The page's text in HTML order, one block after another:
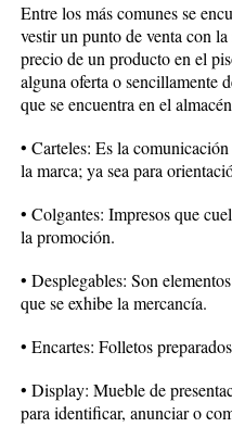
Entre los más comunes se
vestir un punto de venta con
precio de un producto en el
alguna oferta o sencillamente
que se encuentra en el
• Carteles: Es la
la marca; ya sea para
• Colgantes: Impresos que
la promoción.
• Desplegables: Son
que se exhibe la mercancía.
• Encartes: Folletos
• Display: Mueble de
para identificar, anunciar o